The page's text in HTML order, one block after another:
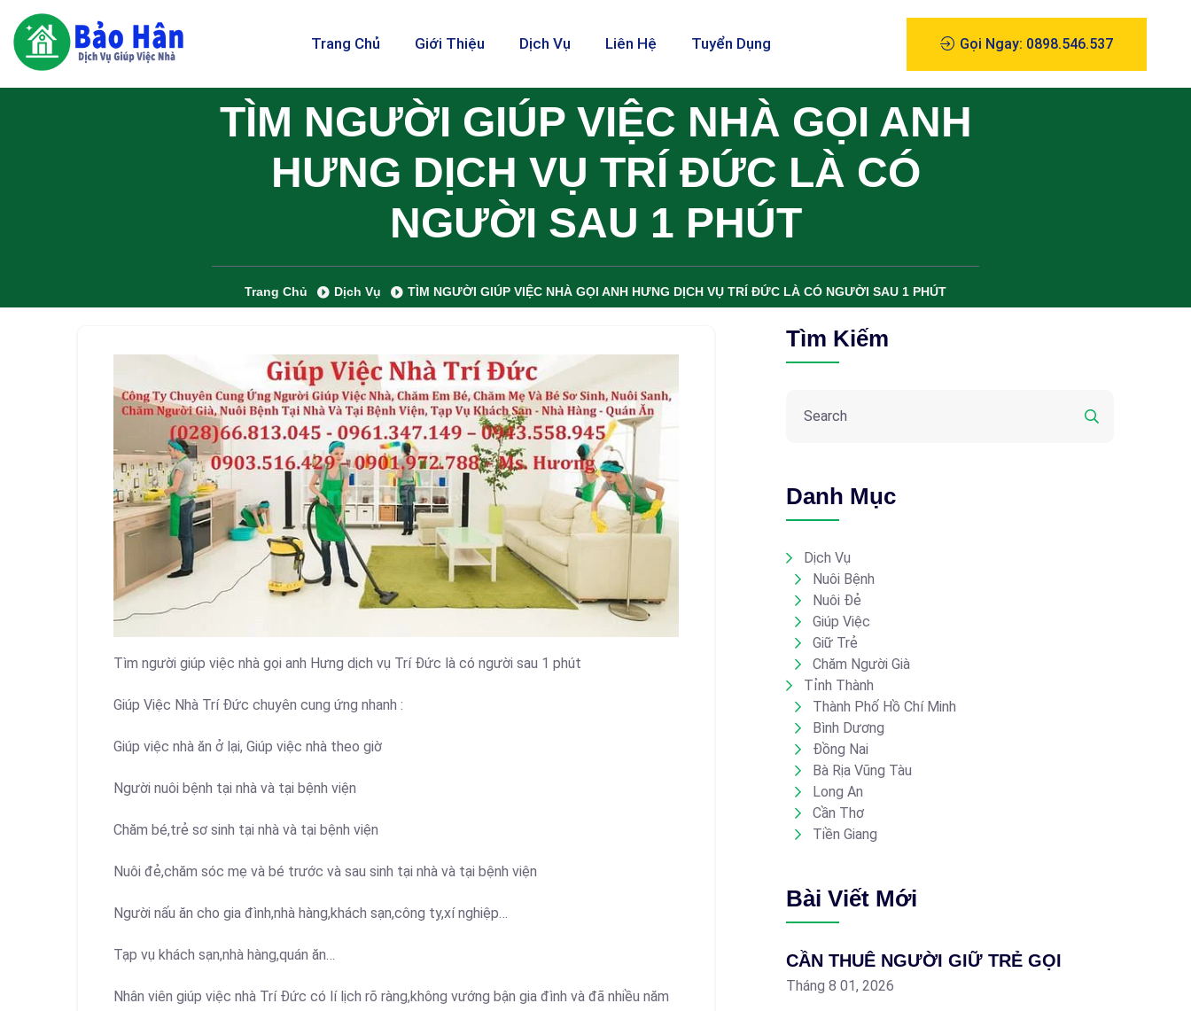
Trang Chủ Giới Thiệu Dịch Vụ Liên Hệ Tuyển Dụng Gọi Ngay: 0898.546.537
TÌM NGƯỜI GIÚP VIỆC NHÀ GỌI ANH
HƯNG DỊCH VỤ TRÍ ĐỨC LÀ CÓ
NGƯỜI SAU 1 PHÚT
Trang Chủ Dịch Vụ TÌM NGƯỜI GIÚP VIỆC NHÀ GỌI ANH HƯNG DỊCH VỤ TRÍ ĐỨC LÀ CÓ NGƯỜI SAU 1 PHÚT
Tìm người giúp việc nhà gọi anh Hưng dịch vụ Trí Đức là có người sau 1 phút
Giúp Việc Nhà Trí Đức chuyên cung ứng nhanh :
Giúp việc nhà ăn ở lại, Giúp việc nhà theo giờ
Người nuôi bệnh tại nhà và tại bệnh viện
Chăm bé,trẻ sơ sinh tại nhà và tại bệnh viện
Nuôi đẻ,chăm sóc mẹ và bé trước và sau sinh tại nhà và tại bệnh viện
Người nấu ăn cho gia đình,nhà hàng,khách sạn,công ty,xí nghiệp…
Tạp vụ khách sạn,nhà hàng,quán ăn…
Nhân viên giúp việc nhà Trí Đức có lí lịch rõ ràng,không vướng bận gia đình và đã nhiều năm
Tìm Kiếm
Danh Mục
Dịch Vụ
Nuôi Bệnh
Nuôi Đẻ
Giúp Việc
Giữ Trẻ
Chăm Người Già
Tỉnh Thành
Thành Phố Hồ Chí Minh
Bình Dương
Đồng Nai
Bà Rịa Vũng Tàu
Long An
Cần Thơ
Tiền Giang
Bài Viết Mới
CẦN THUÊ NGƯỜI GIỮ TRẺ GỌI
Tháng 8 01, 2026